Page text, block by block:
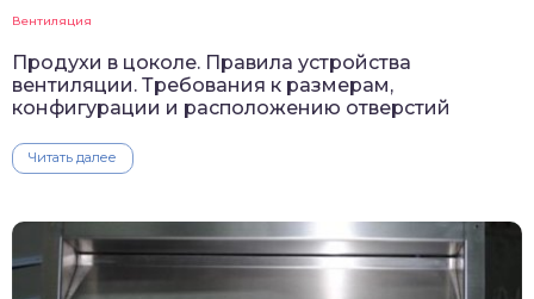
Вентиляция
Продухи в цоколе. Правила устройства
вентиляции. Требования к размерам,
конфигурации и расположению отверстий
Читать далее